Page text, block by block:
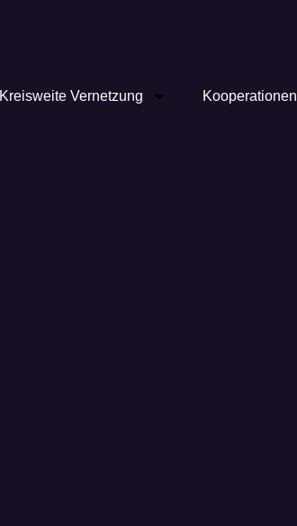
Kreisweite Vernetzung Kooperationen